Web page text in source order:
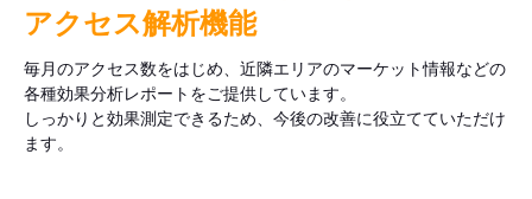
アクセス解析機能
毎月のアクセス数をはじめ、近隣エリアのマーケット情報などの
各種効果分析レポートをご提供しています。
しっかりと効果測定できるため、今後の改善に役立てていただけ
ます。